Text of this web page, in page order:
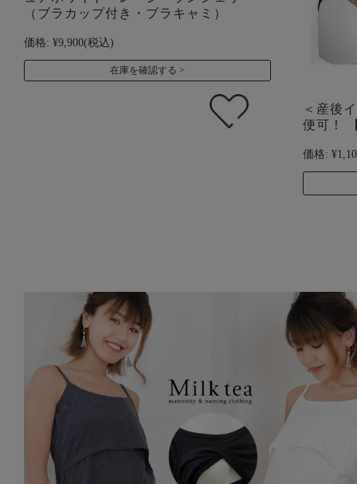
（ブラカップ付き・ブラキャミ）
価格: ¥9,900(税込)
在庫を確認する
＜産後
便可！
価格: